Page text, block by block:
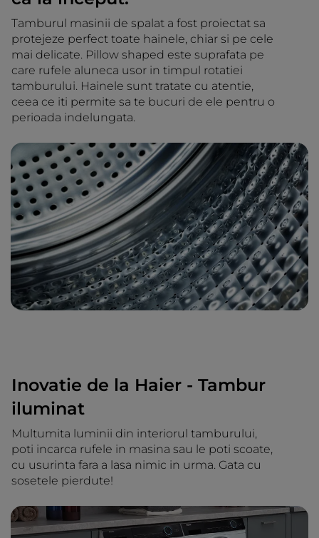
Tamburul masinii de spalat a fost proiectat sa
protejeze perfect toate hainele, chiar si pe cele
mai delicate. Pillow shaped este suprafata pe
care rufele aluneca usor in timpul rotatiei
tamburului. Hainele sunt tratate cu atentie,
ceea ce iti permite sa te bucuri de ele pentru o
perioada indelungata.
Inovatie de la Haier - Tambur
iluminat
Multumita luminii din interiorul tamburului,
poti incarca rufele in masina sau le poti scoate,
cu usurinta fara a lasa nimic in urma. Gata cu
sosetele pierdute!